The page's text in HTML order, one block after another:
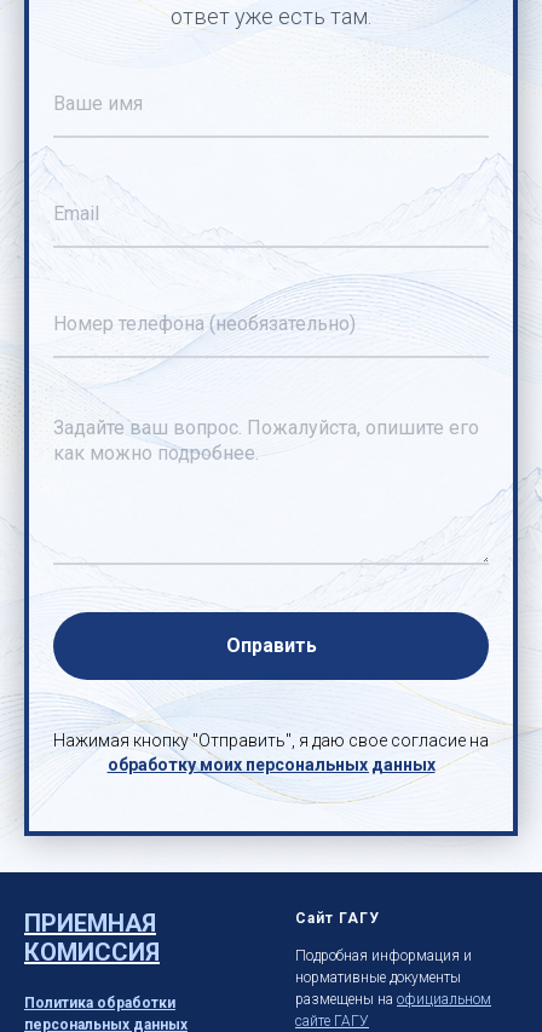
ответ уже есть там.
Оправить
Нажимая кнопку "Отправить", я даю свое согласие на
обработку моих персональных данных
ПРИЕМНАЯ
КОМИССИЯ
Политика обработки
персональных данных
Сайт ГАГУ
Подробная информация и
нормативные документы
размещены на официальном
сайте ГАГУ